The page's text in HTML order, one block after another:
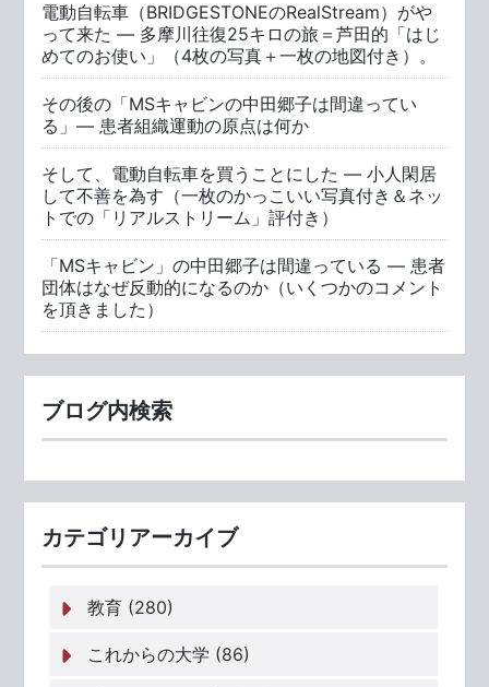
電動自転車（BRIDGESTONEのRealStream）がや
って来た ― 多摩川往復25キロの旅＝芦田的「はじ
めてのお使い」（4枚の写真＋一枚の地図付き）。
その後の「MSキャビンの中田郷子は間違ってい
る」― 患者組織運動の原点は何か
そして、電動自転車を買うことにした ― 小人閑居
して不善を為す（一枚のかっこいい写真付き＆ネッ
トでの「リアルストリーム」評付き）
「MSキャビン」の中田郷子は間違っている ― 患者
団体はなぜ反動的になるのか（いくつかのコメント
を頂きました）
ブログ内検索
カテゴリアーカイブ
教育 (280)
これからの大学 (86)